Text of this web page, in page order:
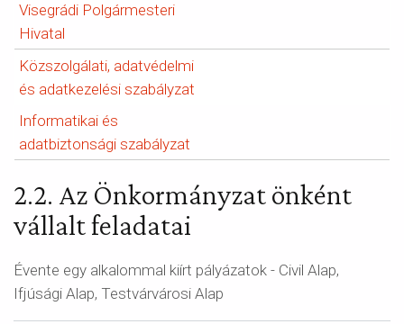
Visegrádi Polgármesteri
Hivatal
Közszolgálati, adatvédelmi
és adatkezelési szabályzat
Informatikai és
adatbiztonsági szabályzat
2.2. Az Önkormányzat önként
vállalt feladatai
Évente egy alkalommal kiírt pályázatok - Civil Alap,
Ifjúsági Alap, Testvárvárosi Alap